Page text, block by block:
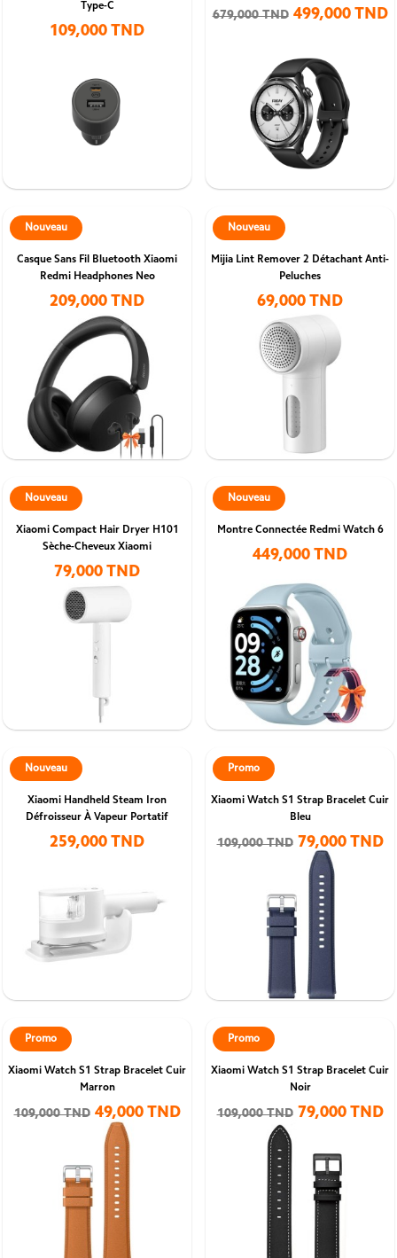
Type-C
109,000 TND
679,000 TND 499,000 TND
Casque Sans Fil Bluetooth Xiaomi
Redmi Headphones Neo
209,000 TND
Nouveau
Mijia Lint Remover 2 Détachant Anti-
Peluches
69,000 TND
Nouveau
Xiaomi Compact Hair Dryer H101
Sèche-Cheveux Xiaomi
79,000 TND
Nouveau
Montre Connectée Redmi Watch 6
449,000 TND
Nouveau
Xiaomi Handheld Steam Iron
Défroisseur À Vapeur Portatif
259,000 TND
Nouveau
Xiaomi Watch S1 Strap Bracelet Cuir
Bleu
109,000 TND 79,000 TND
Promo
Xiaomi Watch S1 Strap Bracelet Cuir
Marron
109,000 TND 49,000 TND
Promo
Xiaomi Watch S1 Strap Bracelet Cuir
Noir
109,000 TND 79,000 TND
Promo